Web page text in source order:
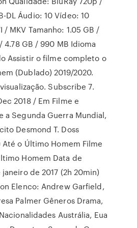
DL Áudio: 10 Vídeo: 10
/ MKV Tamanho: 1.05 GB /
4.78 GB / 990 MB Idioma
Assistir o filme completo o
(Dublado) 2019/2020.
Subscribe 7.
2018 / Em Filme e
a Segunda Guerra Mundial,
Desmond T. Doss
o Último Homem Filme
Homem Data de
de 2017 (2h 20min)
Elenco: Andrew Garfield,
Palmer Gêneros Drama,
Austrália, Eua